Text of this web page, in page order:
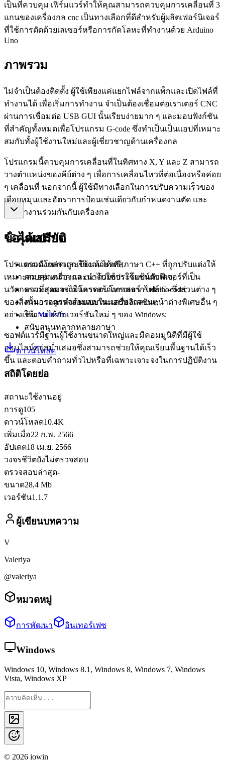
เป็นที่ควบคุม เฟิร์มแวร์ทำให้คุณสามารถควบคุมการเคลื่อนที่ 3
แกนของเครื่องกล cnc เป็นทางเลือกที่ดีสำหรับผู้ผลิตเฟอร์นิเจอร์
ที่ใช้การตัดด้วยเลเซอร์หรือการกัดโลหะที่ทำงานด้วย Arduino
Uno
ภาพรวม
ไม่จำเป็นต้องติดตั้ง ผู้ใช้เพียงแค่แยกไฟล์จากแพ็กและเปิดไฟล์ที่
ทำงานได้ เพื่อเริ่มการทำงาน จำเป็นต้องเชื่อมต่อเราเตอร์ CNC
ผ่านการเชื่อมต่อ USB GUI นั้นเรียบง่ายมาก ๆ และมอบฟังก์ชัน
ที่สำคัญทั้งหมดเพื่อโปรแกรม G-code ซึ่งทำเป็นเป็นแอปที่เหมาะ
สมกับทั้งผู้ใช้งานใหม่และผู้เชี่ยวชาญด้านเครื่องกล
โปรแกรมนี้ควบคุมการเคลื่อนที่ในทิศทาง X, Y และ Z สามารถ
วางตำแหน่งของคีย์ต่าง ๆ เพื่อการเคลื่อนไหวที่ต่อเนื่องหรือค่อย
ๆ เคลื่อนที่ นอกจากนี้ ผู้ใช้มีทางเลือกในการปรับความเร็วของ
เดือยหมุนและอัตราการป้อนเช่นเดียวกับกำหนดงานตัด และ
การทำงานร่วมกันกับเครื่องกล
ข้อได้เปรียบ
โปรแกรมดังกล่าวถูกเขียนด้วยรหัสภาษา C++ ที่ถูกปรับแต่งให้
เหมาะสมอย่างมาก และนำไปใช้ประโยชน์กับฟีเจอร์ที่เป็น
นวัตกรรมที่สุดของไมโครคอนโทรเลอร์ Arduino ซึ่งส่วนต่าง ๆ
ของสิ่งนั้นอาจถูกทำต้นแบบในแอปพลิเคชันหน้าต่างพิเศษอื่น ๆ
อย่างเช่นMultisim
ซอฟต์แวร์มีฐานผู้ใช้งานขนาดใหญ่และมีคอมมูนิตีที่มีผู้ใช้
ออนไลน์อยู่สม่ำเสมอซึ่งสามารถช่วยให้คุณเรียนพื้นฐานได้เร็ว
ขึ้น และตอบคำถามทั่วไปหรือที่เฉพาะเจาะจงในการปฏิบัติงาน
คุณสมบัติ
ดาวน์โหลดและใช้งานได้ฟรี;
ควบคุมเครื่องกล cnc ด้วยการใช้แป้นตัวเลข;
ความสามารถในการสร้างภาพจากไฟล์ G-code;
สามารถตรวจสอบสถานะเครื่องกล cnc;
ใช้งานได้กับเวอร์ชันใหม่ ๆ ของ Windows;
สนับสนุนหลากหลายภาษา
ดาวน์โหลด
สถิติโดยย่อ
สถานะใช้งานอยู่
การดู105
ดาวน์โหลด10.4K
เพิ่มเมื่อ22 ก.พ. 2566
อัปเดต18 เม.ย. 2566
วงจรชีวิตยังไม่ตรวจสอบ
ตรวจสอบล่าสุด-
ขนาด28,4 Mb
เวอร์ชัน1.1.7
ผู้เขียนบทความ
V
Valeriya
@valeriya
หมวดหมู่
การพัฒนา อินเทอร์เฟซ
Windows
Windows 10, Windows 8.1, Windows 8, Windows 7, Windows
Vista, Windows XP
© 2026 iowin